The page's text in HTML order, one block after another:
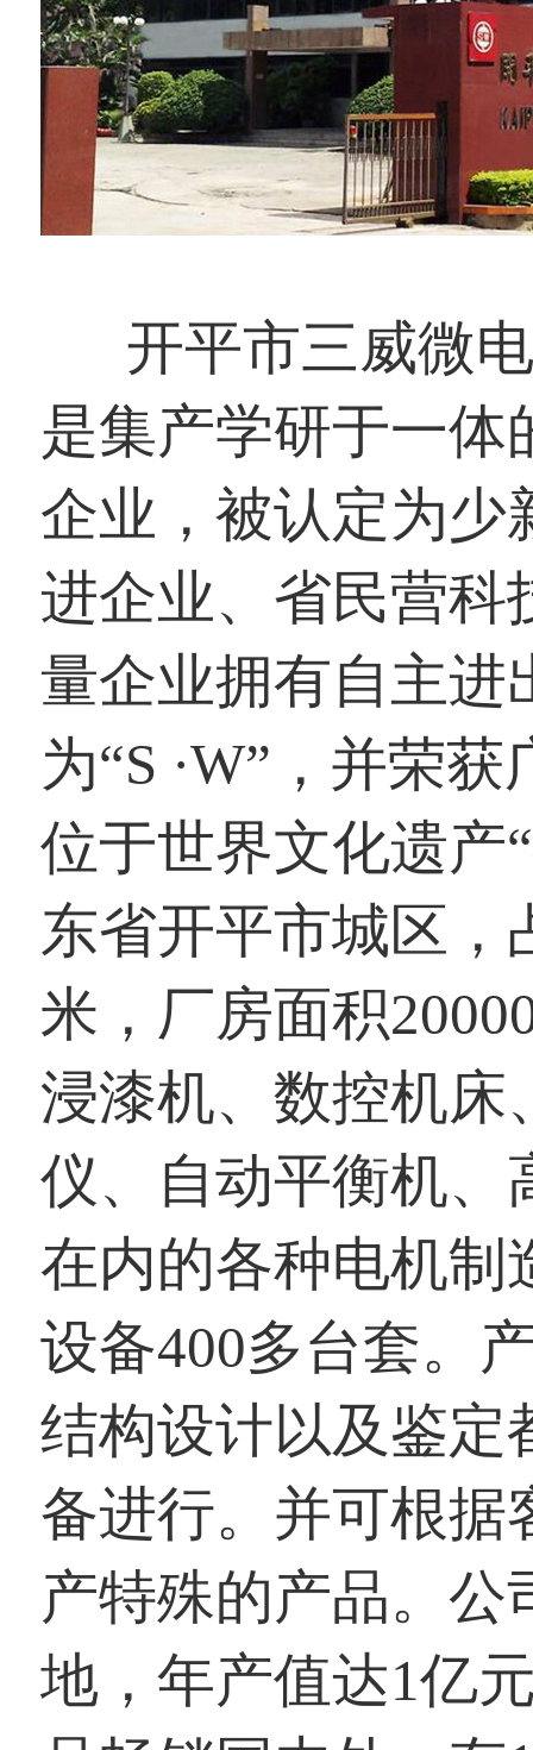
开平市三威微电
是集产学研于一体
企业，被认定为少
进企业、省民营科
量企业拥有自主进
为“S ·W”，并荣
位于世界文化遗产
东省开平市城区，
米，厂房面积
浸漆机、数控机床
仪、自动平衡机、
在内的各种电机制
设备400多台套。
结构设计以及鉴定
备进行。并可根据
产特殊的产品。公
地，年产值达1亿